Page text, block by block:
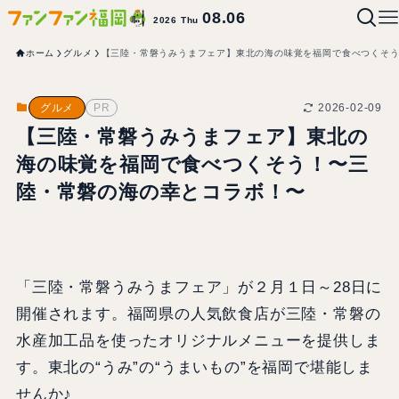
2026 Thu08.06
ホーム グルメ 【三陸・常磐うみうまフェア】東北の海の味覚を福岡で食べつくそ
グルメ PR 2026-02-09
【三陸・常磐うみうまフェア】東北の
海の味覚を福岡で食べつくそう！〜三
陸・常磐の海の幸とコラボ！〜
「三陸・常磐うみうまフェア」が２月１日～28日に
開催されます。福岡県の人気飲食店が三陸・常磐の
水産加工品を使ったオリジナルメニューを提供しま
す。東北の“うみ”の“うまいもの”を福岡で堪能しま
せんか♪